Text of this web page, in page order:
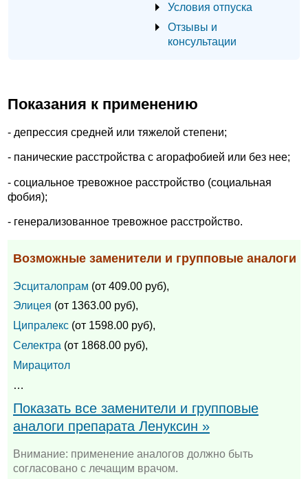
Условия отпуска
Отзывы и
консультации
Показания к применению
- депрессия средней или тяжелой степени;
- панические расстройства с агорафобией или без нее;
- социальное тревожное расстройство (социальная
фобия);
- генерализованное тревожное расстройство.
Возможные заменители и групповые аналоги
Эсциталопрам (от 409.00 руб),
Элицея (от 1363.00 руб),
Ципралекс (от 1598.00 руб),
Селектра (от 1868.00 руб),
Мирацитол
…
Показать все заменители и групповые
аналоги препарата Ленуксин »
Внимание: применение аналогов должно быть
согласовано с лечащим врачом.